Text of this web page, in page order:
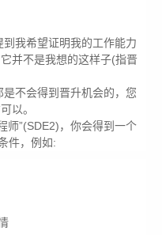
我希望证明我的工作能力
并不是我想的这样子(指晋
不会得到晋升机会的，您
以。
师”(SDE2)，你会得到一个
件，例如: